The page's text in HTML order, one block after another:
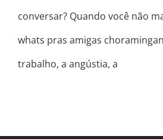
conversar? Quando você não
whats pras amigas
trabalho, a angústia, a